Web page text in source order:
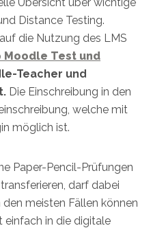
Distance Testing.
die Nutzung des LMS
Moodle Test und
Teacher und
Die Einschreibung in den
welche mit
möglich ist.
Paper-Pencil-Prüfungen
darf dabei
meisten Fällen können
einfach in die digitale